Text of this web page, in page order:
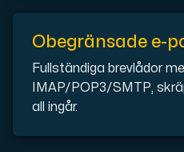
Hosta omfattande
Obegränsade e-
Fullständiga brevlådor
IMAP/POP3/SMTP,
all ingår.